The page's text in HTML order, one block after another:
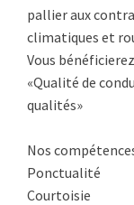
pallier aux
climatiques et
Vous
«Qualité de
qualités»
Nos
Ponctualité
Courtoisie